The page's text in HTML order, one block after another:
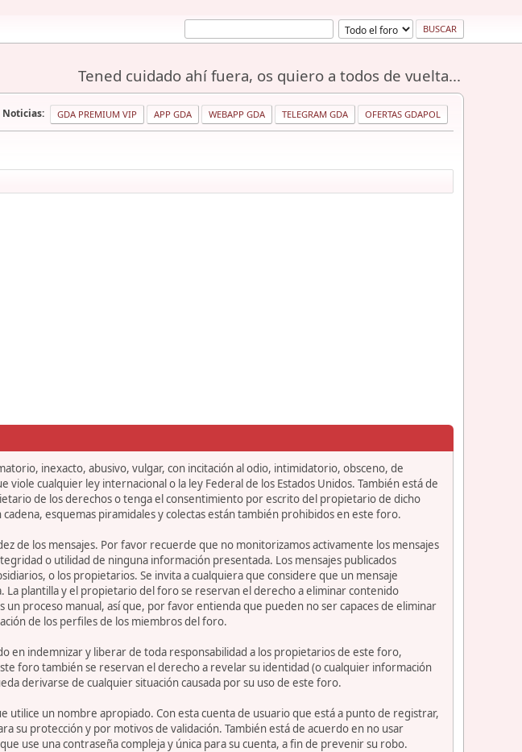
Tened cuidado ahí fuera, os quiero a todos de vuelta...
Noticias: GDA PREMIUM VIP APP GDA WEBAPP GDA TELEGRAM GDA OFERTAS GDAPOL
inexacto, abusivo, vulgar, con incitación al odio, intimidatorio, obsceno, de
cualquier ley internacional o la ley Federal de los Estados Unidos. También está de
de los derechos o tenga el consentimiento por escrito del propietario de dicho
esquemas piramidales y colectas están también prohibidos en este foro.
de los mensajes. Por favor recuerde que no monitorizamos activamente los mensajes
o utilidad de ninguna información presentada. Los mensajes publicados
o los propietarios. Se invita a cualquiera que considere que un mensaje
plantilla y el propietario del foro se reservan el derecho a eliminar contenido
proceso manual, así que, por favor entienda que pueden no ser capaces de eliminar
de los perfiles de los miembros del foro.
en indemnizar y liberar de toda responsabilidad a los propietarios de este foro,
foro también se reservan el derecho a revelar su identidad (o cualquier información
derivarse de cualquier situación causada por su uso de este foro.
un nombre apropiado. Con esta cuenta de usuario que está a punto de registrar,
su protección y por motivos de validación. También está de acuerdo en no usar
use una contraseña compleja y única para su cuenta, a fin de prevenir su robo.